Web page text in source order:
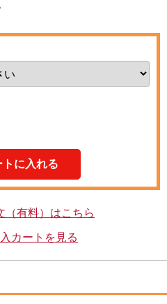
有料）はこちら
カートを見る